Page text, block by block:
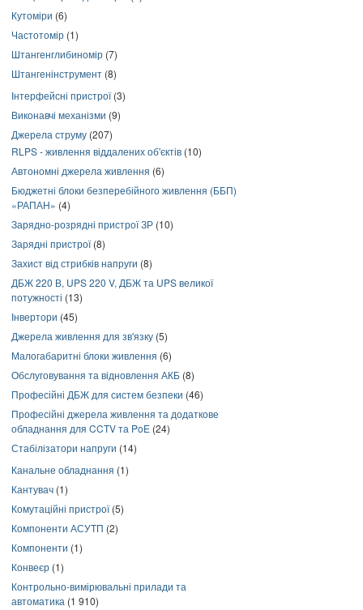
Кутоміри (6)
Частотомір (1)
Штангенглибиномір (7)
Штангенінструмент (8)
Інтерфейсні пристрої(3)
Виконавчі механізми (9)
Джерела струму (207)
RLPS - живлення віддалених об'єктів (10)
Автономні джерела живлення (6)
Бюджетні блоки безперебійного живлення (ББП)
«РАПАН» (4)
Зарядно-розрядні пристрої ЗР (10)
Зарядні пристрої(8)
Захист від стрибків напруги (8)
ДБЖ 220 В, UPS 220 V, ДБЖ та UPS великої
потужності (13)
Інвертори (45)
Джерела живлення для зв'язку (5)
Малогабаритні блоки живлення (6)
Обслуговування та відновлення АКБ (8)
Професійні ДБЖ для систем безпеки (46)
Професійні джерела живлення та додаткове
обладнання для CCTV та PoE (24)
Стабілізатори напруги (14)
Канальне обладнання (1)
Кантувач (1)
Комутаційні пристрої(5)
Компоненти АСУТП (2)
Компоненти (1)
Конвеєр (1)
Контрольно-вимірювальні прилади та
автоматика (1 910)